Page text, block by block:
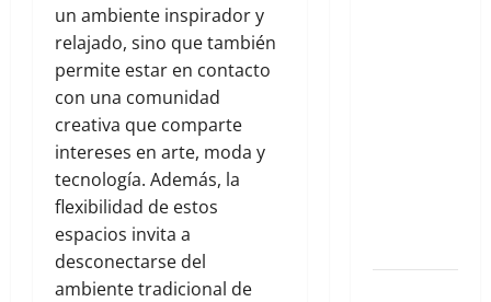
un ambiente inspirador y
relajado, sino que también
permite estar en contacto
con una comunidad
creativa que comparte
intereses en arte, moda y
tecnología. Además, la
flexibilidad de estos
espacios invita a
desconectarse del
ambiente tradicional de